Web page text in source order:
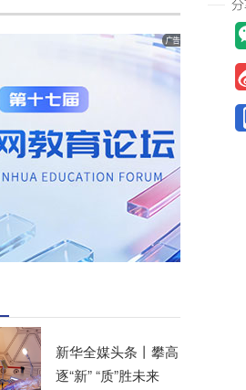
新华全媒头条丨 攀高
逐“新” “质”胜未来